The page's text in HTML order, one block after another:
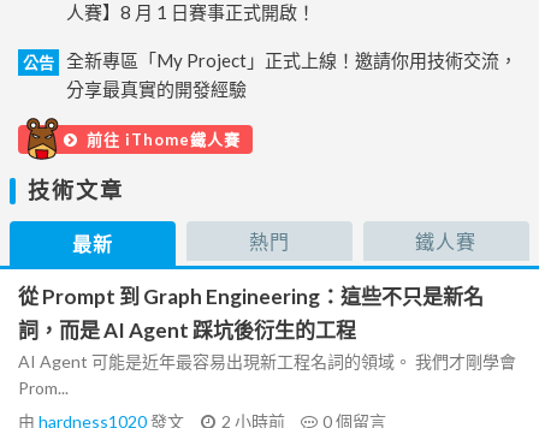
人賽】8 月 1 日賽事正式開啟！
公告
全新專區「My Project」正式上線！邀請你用技術交流，
分享最真實的開發經驗
前往 iThome鐵人賽
技術文章
最新 熱門 鐵人賽
從 Prompt 到 Graph Engineering：這些不只是新名
詞，而是 AI Agent 踩坑後衍生的工程
AI Agent 可能是近年最容易出現新工程名詞的領域。 我們才剛學會
Prom...
由 hardness1020發文 2 小時前 0個留言